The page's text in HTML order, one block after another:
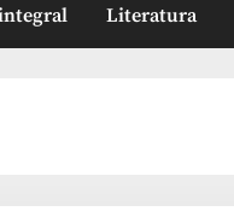
Literatura